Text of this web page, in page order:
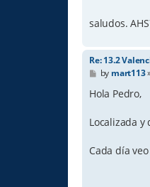
saludos.
Re: 13.2
P
s
by mart113
Hola Pedro,
Localizada y
Cada día